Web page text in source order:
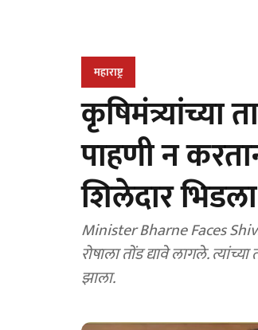
महाराष्ट्र
कृषिमंत्र्यांच्या
पाहणी न
शिलेदार
Minister Bharne Faces
रोषाला तोंड द्यावे लागले.
झाला.